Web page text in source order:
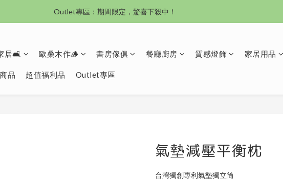
沙發新登場｜想躺就躺，頭等艙到商務艙一次擁有
沙發新登場｜想躺就躺，頭等艙到商務艙一次擁有
居🛋️ 歐桑木作🪵 書房傢俱 餐廳廚房 質感燈飾 家居用品
品 超值福利品 Outlet專區
氣墊減壓平衡枕
台灣獨創專利氣墊獨立筒